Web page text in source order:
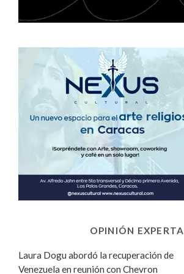
OPINIÓN EXPERTA
Laura Dogu abordó la recuperación de
Venezuela en reunión con Chevron